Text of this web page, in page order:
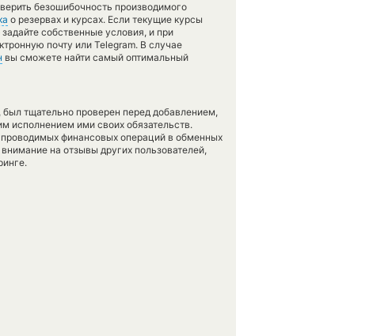
безошибочность производимого
о резервах и курсах. Если текущие курсы
задайте собственные условия, и при
почту или Telegram. В случае
вы сможете найти самый оптимальный
тщательно проверен перед добавлением,
исполнением ими своих обязательств.
финансовых операций в обменных
на отзывы других пользователей,